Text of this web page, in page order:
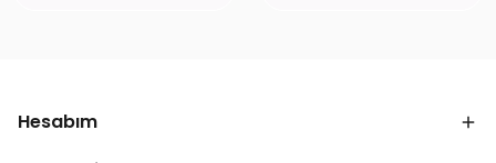
Hesabım